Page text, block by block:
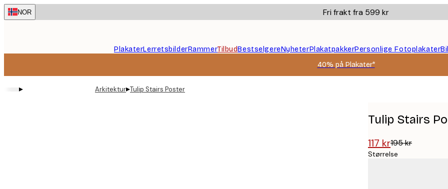
Skip
to
NOR Fri frakt fra 599 kr
PlakaterLerretsbilderRammerTilbudBestselgereNyheterPlakatpakkerPersonlige Fotoplakater
40% på Plakater*
▸ Arkitektur▸Tulip Stairs Poster
Tulip Stairs
117 kr195 kr
Størrelse